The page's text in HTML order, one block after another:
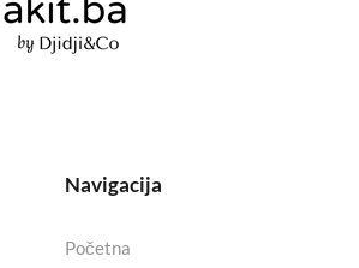
Navigacija
Početna